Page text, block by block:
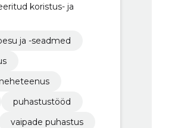
koristus- ja
ja -seadmed
puhastustööd
vaipade puhastus